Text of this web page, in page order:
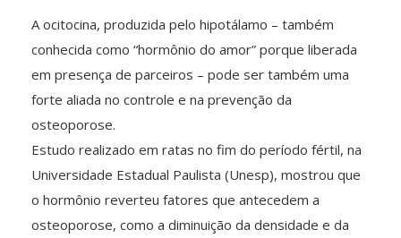
A ocitocina, produzida pelo hipotálamo – também
conhecida como “hormônio do amor” porque liberada
em presença de parceiros – pode ser também uma
forte aliada no controle e na prevenção da
osteoporose.
Estudo realizado em ratas no fim do período fértil, na
Universidade Estadual Paulista (Unesp), mostrou que
o hormônio reverteu fatores que antecedem a
osteoporose, como a diminuição da densidade e da